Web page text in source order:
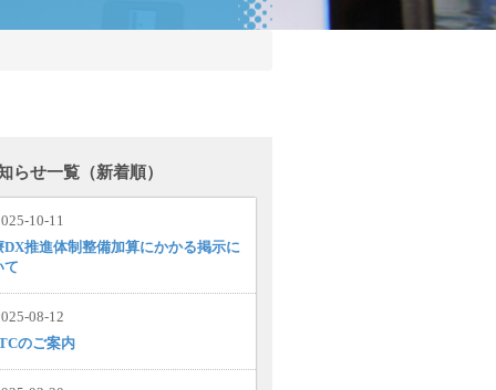
らせ一覧（新着順）
10-11
DX推進体制整備加算にかかる掲示に
て
08-12
のご案内